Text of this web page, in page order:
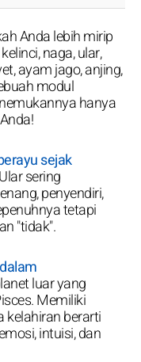
Anda lebih mirip
naga, ular,
ayam jago, anjing,
modul
hanya
sejak
sering
penyendiri,
tetapi
"tidak".
luar yang
Memiliki
kelahiran berarti
intuisi, dan